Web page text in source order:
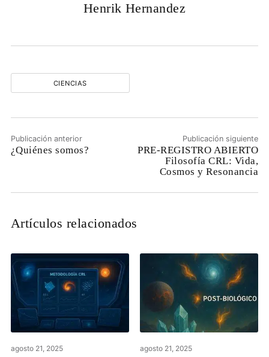
Henrik Hernandez
CIENCIAS
Publicación anterior
¿Quiénes somos?
Publicación siguiente
PRE-REGISTRO ABIERTO
Filosofía CRL: Vida,
Cosmos y Resonancia
Artículos relacionados
agosto 21, 2025 agosto 21, 2025